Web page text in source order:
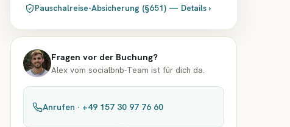
Pauschalreise-Absicherung (§651) — Details ›
Fragen vor der Buchung?
Alex vom socialbnb-Team ist für dich da.
Anrufen · +49 157 30 97 76 60